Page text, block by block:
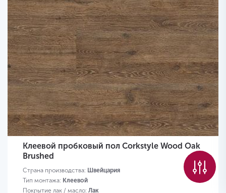
Клеевой пробковый пол Corkstyle Wood Oak
Brushed
Страна производства: Швейцария
Тип монтажа: Клеевой
Покрытие лак / масло: Лак